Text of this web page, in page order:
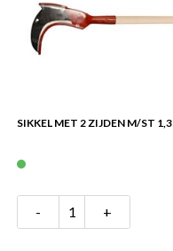
SIKKEL MET 2 ZIJDEN M/ST
- +